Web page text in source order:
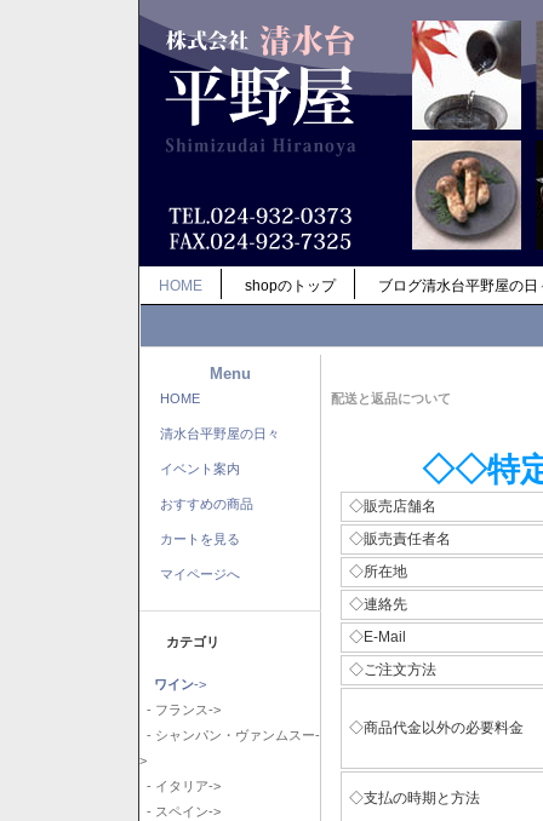
HOME shopのトップ ブログ清水台平野屋の日
Menu
HOME
清水台平野屋の日々
イベント案内
おすすめの商品
カートを見る
マイページへ
カテゴリ
ワイン->
- フランス->
- シャンパン・ヴァンムスー-
>
- イタリア->
- スペイン->
配送と返品について
◇◇特
◇販売店舗名
◇販売責任者名
◇所在地
◇連絡先
◇E-Mail
◇ご注文方法
◇商品代金以外の必要料金
◇支払の時期と方法